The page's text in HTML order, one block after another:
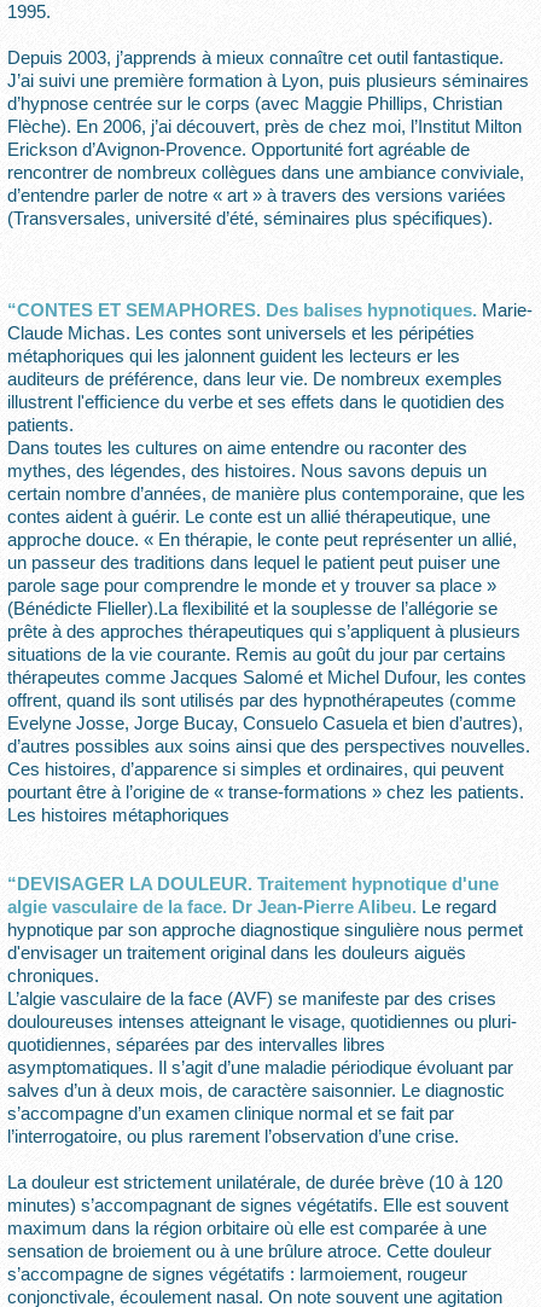
1995.
Depuis 2003, j’apprends à mieux connaître cet outil fantastique.
J’ai suivi une première formation à Lyon, puis plusieurs séminaires
d’hypnose centrée sur le corps (avec Maggie Phillips, Christian
Flèche). En 2006, j’ai découvert, près de chez moi, l’Institut Milton
Erickson d’Avignon-Provence. Opportunité fort agréable de
rencontrer de nombreux collègues dans une ambiance conviviale,
d’entendre parler de notre « art » à travers des versions variées
(Transversales, université d’été, séminaires plus spécifiques).
“CONTES ET SEMAPHORES. Des balises hypnotiques. Marie-
Claude Michas. Les contes sont universels et les péripéties
métaphoriques qui les jalonnent guident les lecteurs er les
auditeurs de préférence, dans leur vie. De nombreux exemples
illustrent l'efficience du verbe et ses effets dans le quotidien des
patients.
Dans toutes les cultures on aime entendre ou raconter des
mythes, des légendes, des histoires. Nous savons depuis un
certain nombre d’années, de manière plus contemporaine, que les
contes aident à guérir. Le conte est un allié thérapeutique, une
approche douce. « En thérapie, le conte peut représenter un allié,
un passeur des traditions dans lequel le patient peut puiser une
parole sage pour comprendre le monde et y trouver sa place »
(Bénédicte Flieller).La flexibilité et la souplesse de l’allégorie se
prête à des approches thérapeutiques qui s’appliquent à plusieurs
situations de la vie courante. Remis au goût du jour par certains
thérapeutes comme Jacques Salomé et Michel Dufour, les contes
offrent, quand ils sont utilisés par des hypnothérapeutes (comme
Evelyne Josse, Jorge Bucay, Consuelo Casuela et bien d’autres),
d’autres possibles aux soins ainsi que des perspectives nouvelles.
Ces histoires, d’apparence si simples et ordinaires, qui peuvent
pourtant être à l’origine de « transe-formations » chez les patients.
Les histoires métaphoriques
“DEVISAGER LA DOULEUR. Traitement hypnotique d'une
algie vasculaire de la face. Dr Jean-Pierre Alibeu. Le regard
hypnotique par son approche diagnostique singulière nous permet
d'envisager un traitement original dans les douleurs aiguës
chroniques.
L’algie vasculaire de la face (AVF) se manifeste par des crises
douloureuses intenses atteignant le visage, quotidiennes ou pluri-
quotidiennes, séparées par des intervalles libres
asymptomatiques. Il s’agit d’une maladie périodique évoluant par
salves d’un à deux mois, de caractère saisonnier. Le diagnostic
s’accompagne d’un examen clinique normal et se fait par
l’interrogatoire, ou plus rarement l’observation d’une crise.
La douleur est strictement unilatérale, de durée brève (10 à 120
minutes) s’accompagnant de signes végétatifs. Elle est souvent
maximum dans la région orbitaire où elle est comparée à une
sensation de broiement ou à une brûlure atroce. Cette douleur
s’accompagne de signes végétatifs : larmoiement, rougeur
conjonctivale, écoulement nasal. On note souvent une agitation